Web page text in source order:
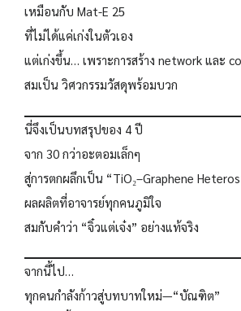
เหมือนกับ Mat-E 25
ที่ไม่ได้แค่เก่งในตัวเอง
แต่เก่งขึ้น… เพราะการสร้าง network และ
สมเป็น วิศวกรรมวัสดุพร้อมบวก
นี่จึงเป็นบทสรุปของ 4 ปี
จาก 30 กว่าอะตอมเล็กๆ
สู่การตกผลึกเป็น “TiO₂–Graphene
ผลผลิตที่อาจารย์ทุกคนภูมิใจ
สมกับคำว่า “จิ๋วแต่เจ๋ง” อย่างแท้จริง
จากนี้ไป…
ทุกคนกำลังก้าวสู่บทบาทใหม่—“บัณฑิต”